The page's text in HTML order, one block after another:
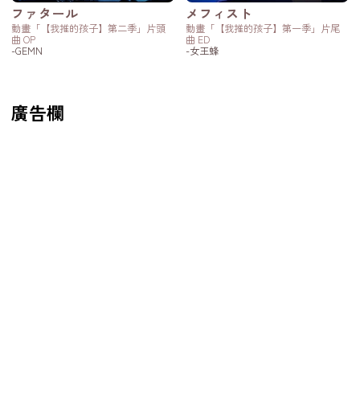
ファタール
動畫「【我推的孩子】第二季」片頭
曲 OP
-GEMN
メフィスト
動畫「【我推的孩子】第一季」片尾
曲 ED
-女王蜂
廣告欄